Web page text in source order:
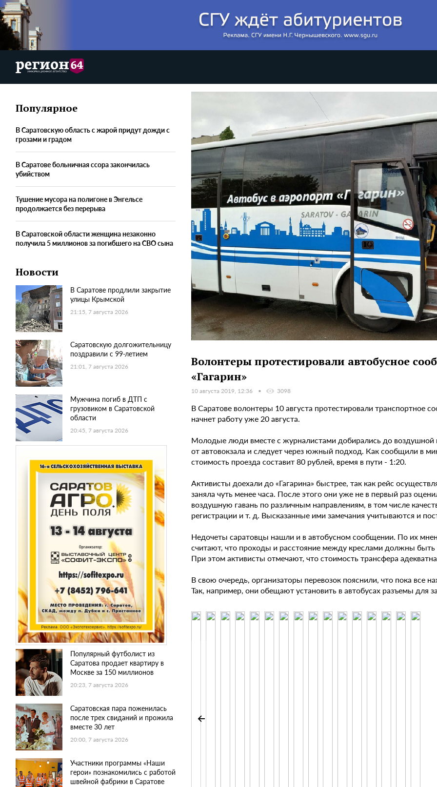
Популярное
В Саратовскую область с жарой придут дожди с
грозами и градом
В Саратове больничная ссора закончилась
убийством
Тушение мусора на полигоне в Энгельсе
продолжается без перерыва
В Саратовской области женщина незаконно
получила 5 миллионов за погибшего на СВО сына
Новости
В Саратове продлили закрытие
улицы Крымской
21:15, 7 августа 2026
Саратовскую долгожительницу
поздравили с 99-летием
21:01, 7 августа 2026
Мужчина погиб в ДТП с
грузовиком в Саратовской
области
20:45, 7 августа 2026
Популярный футболист из
Саратова продает квартиру в
Москве за 150 миллионов
20:23, 7 августа 2026
Саратовская пара поженилась
после трех свиданий и прожила
вместе 30 лет
20:00, 7 августа 2026
Участники программы «Наши
герои» познакомились с работой
швейной фабрики в Саратове
Волонтеры протестировали автобусное
«Гагарин»
10 августа 2019, 12:36 3098
В Саратове волонтеры 10 августа протестировали транспортное
начнет работу уже 20 августа.
Молодые люди вместе с журналистами добирались до воздушной
от автовокзала и следует через южный подход. Как сообщили в
стоимость проезда составит 80 рублей, время в пути - 1:20.
Активисты доехали до «Гагарина» быстрее, так как рейс
заняла чуть менее часа. После этого они уже не в первый раз
воздушную гавань по различным направлениям, в том числе
регистрации и т. д. Высказанные ими замечания учитываются и
Недочеты саратовцы нашли и в автобусном сообщении. По их
считают, что проходы и расстояние между креслами должны
При этом активисты отмечают, что стоимость трансфера
В свою очередь, организаторы перевозок пояснили, что пока все
Так, например, они обещают установить в автобусах разъемы для